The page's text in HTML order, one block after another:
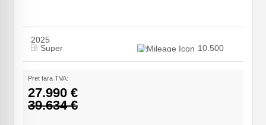
2025
10.500
Super
Pret fara TVA:
27.990 €
39.634 €